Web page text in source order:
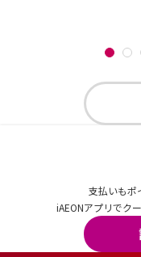
支払いもポ
iAEONアプリでク